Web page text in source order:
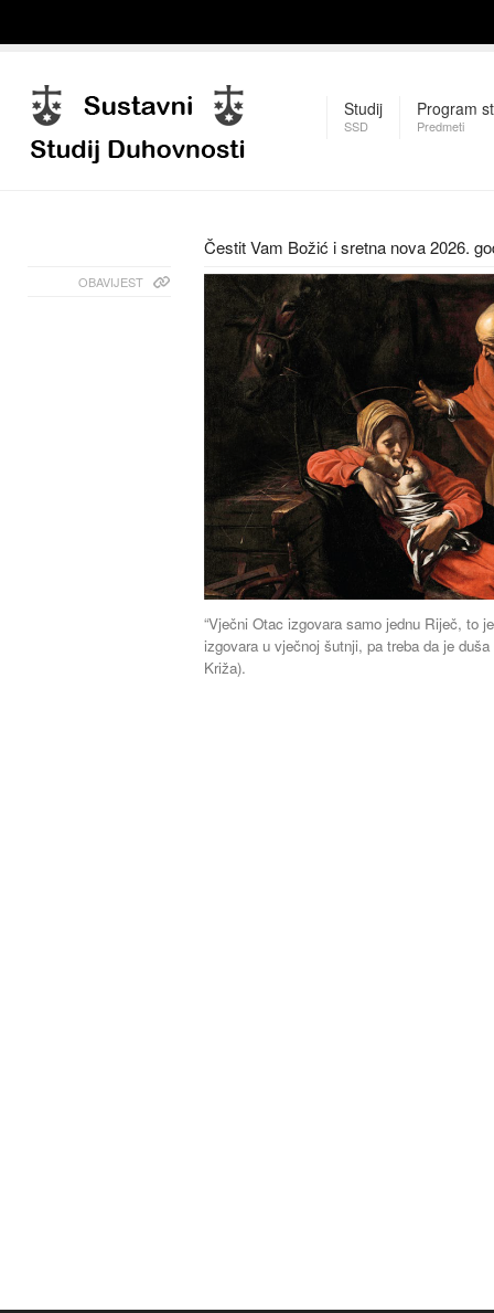
Studij
SSD
Program
Predmeti
Čestit Vam Božić i sretna nova 2026.
OBAVIJEST
“Vječni Otac izgovara samo jednu Riječ, to
izgovara u vječnoj šutnji, pa treba da je
Križa).